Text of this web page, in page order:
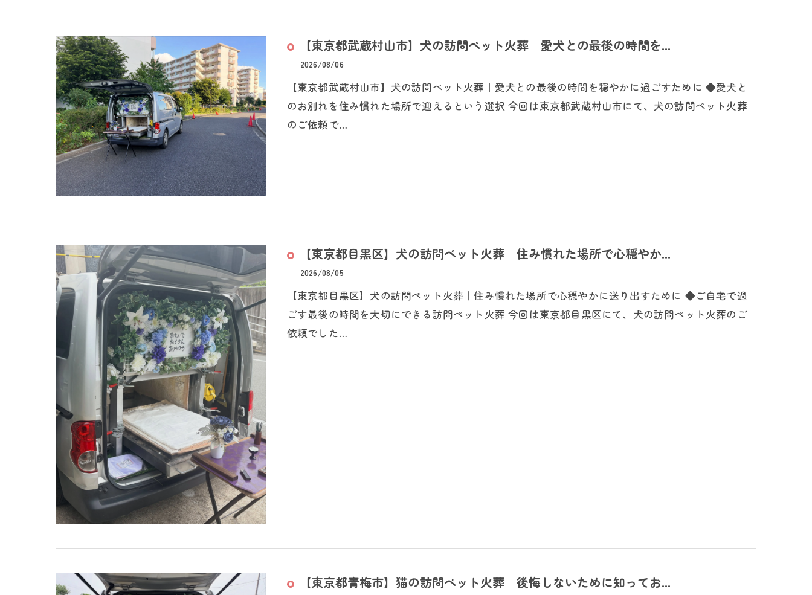
【東京都武蔵村山市】犬の訪問ペット火葬｜愛犬との最後の時間を...
2026/08/06
【東京都武蔵村山市】犬の訪問ペット火葬｜愛犬との最後の時間を穏やかに過ごすために ◆愛犬と
のお別れを住み慣れた場所で迎えるという選択 今回は東京都武蔵村山市にて、犬の訪問ペット火葬
のご依頼で…
【東京都目黒区】犬の訪問ペット火葬｜住み慣れた場所で心穏やか...
2026/08/05
【東京都目黒区】犬の訪問ペット火葬｜住み慣れた場所で心穏やかに送り出すために ◆ご自宅で過
ごす最後の時間を大切にできる訪問ペット火葬 今回は東京都目黒区にて、犬の訪問ペット火葬のご
依頼でした…
【東京都青梅市】猫の訪問ペット火葬｜後悔しないために知ってお...